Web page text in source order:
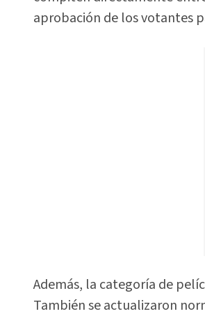
aprobación de los votantes
Además, la categoría de
También se actualizaron